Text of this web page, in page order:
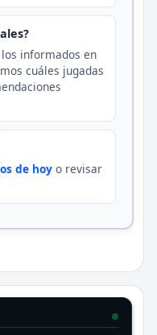
informados en
cuáles jugadas
de hoy o revisar